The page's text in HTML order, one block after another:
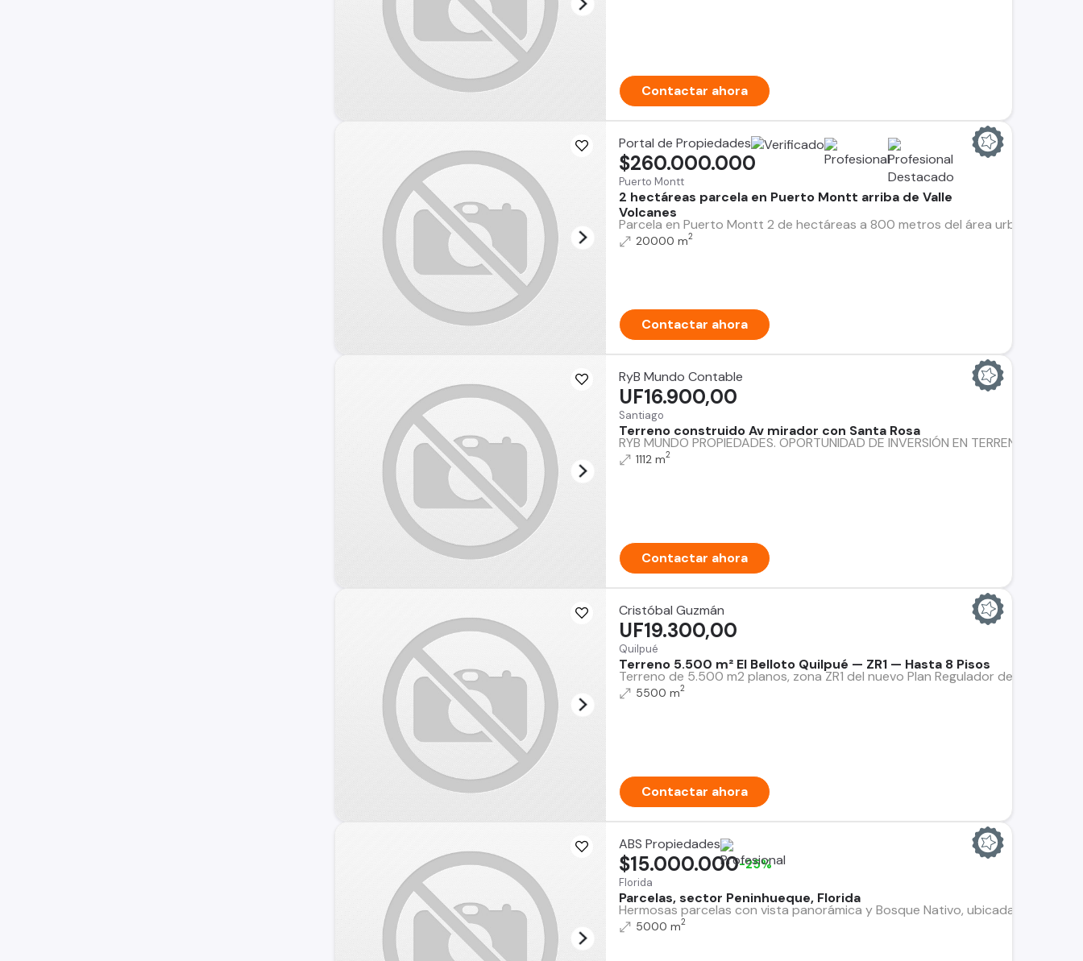
Contactar ahora
Portal de Propiedades
Puerto Montt
2 hectáreas parcela en Puerto Montt arriba de Valle
Volcanes
Parcela en Puerto Montt 2 de hectáreas a 800 metros del área urbana
$260.000.000
20000 m2
Contactar ahora
RyB Mundo Contable
Santiago
Terreno construido Av mirador con Santa Rosa
RYB MUNDO PROPIEDADES. OPORTUNIDAD DE INVERSIÓN EN TERRENO
UF16.900,00
1112 m2
Contactar ahora
Cristóbal Guzmán
Quilpué
Terreno 5.500 m² El Belloto Quilpué — ZR1 — Hasta 8 Pisos
Terreno de 5.500 m2 planos, zona ZR1 del nuevo Plan Regulador de Quilpue.
UF19.300,00
5500 m2
Contactar ahora
ABS Propiedades
Florida
Parcelas, sector Peninhueque, Florida
Hermosas parcelas con vista panorámica y Bosque Nativo, ubicadas en el
$15.000.000-25%
5000 m2